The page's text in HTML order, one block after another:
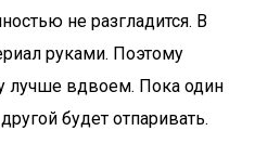
не разгладится. В
руками. Поэтому
лучше вдвоем. Пока один
будет отпаривать.